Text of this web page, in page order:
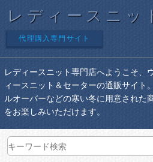
レディースニッ
代理購入専門サイト
レディースニット専門店へようこそ、
ィースニット＆セーターの通販サイト
ルオーバーなどの寒い冬に用意された
をお楽しみいただけます。